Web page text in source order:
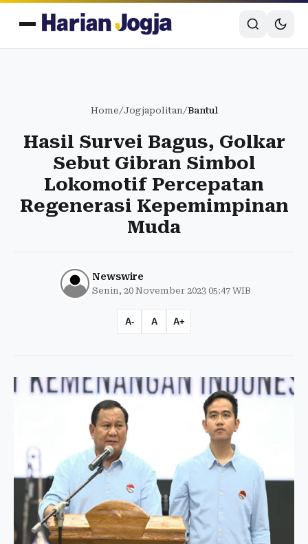
Home/Jogjapolitan/Bantul
Hasil Survei Bagus, Golkar
Sebut Gibran Simbol
Lokomotif Percepatan
Regenerasi Kepemimpinan
Muda
Newswire
Senin, 20 November 2023 05:47 WIB
A- A A+